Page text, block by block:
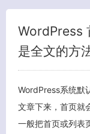
WordPress
是全文的方
WordPress系统默
文章下来，首页就
一般把首页或列表